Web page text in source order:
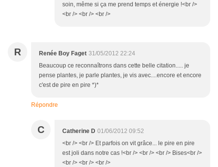
soin, même si ça me prend temps et énergie !<br />
<br /> <br /> <br />
R Renée Boy Faget 31/05/2012 22:24
Beaucoup ce reconnaîtrons dans cette belle citation..... je
pense plantes, je parle plantes, je vis avec....encore et encore
c'est de pire en pire *)*
Répondre
C Catherine D 01/06/2012 09:52
<br /> <br /> Et parfois on vit grâce... le pire en pire
est joli dans notre cas !<br /> <br /> <br /> Bises<br />
<br /> <br /> <br />